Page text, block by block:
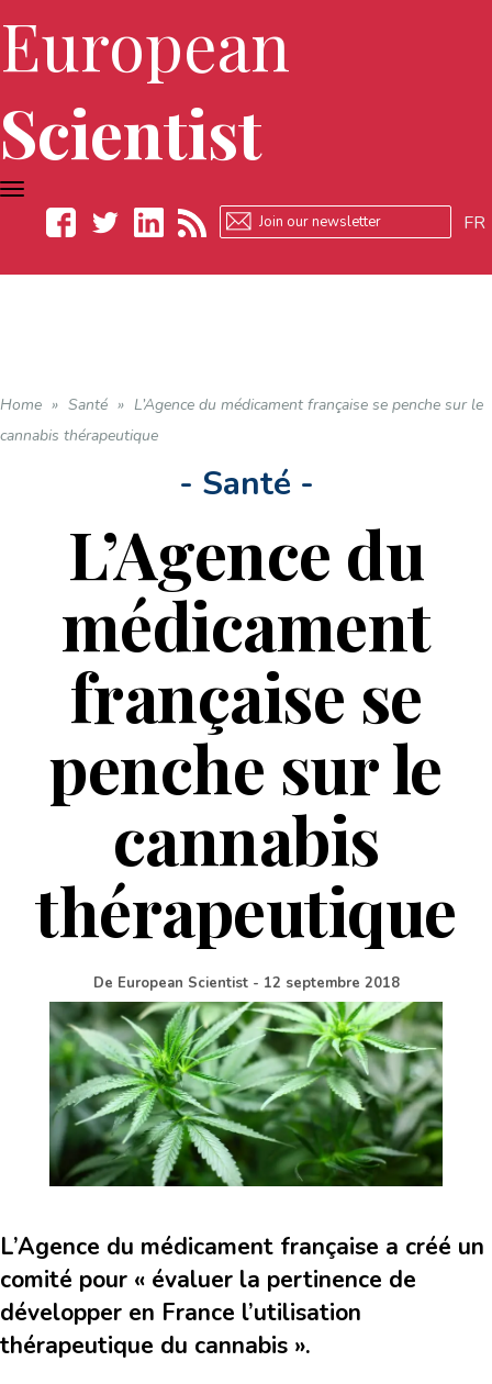
European
Scientist
FR
TOGGLE
NAVIGATION
Home » Santé » L’Agence du médicament française se penche sur le
cannabis thérapeutique
- Santé -
L’Agence du
médicament
française se
penche sur le
cannabis
thérapeutique
De European Scientist - 12 septembre 2018
L’Agence du médicament française a créé un
comité pour « évaluer la pertinence de
développer en France l’utilisation
thérapeutique du cannabis ».